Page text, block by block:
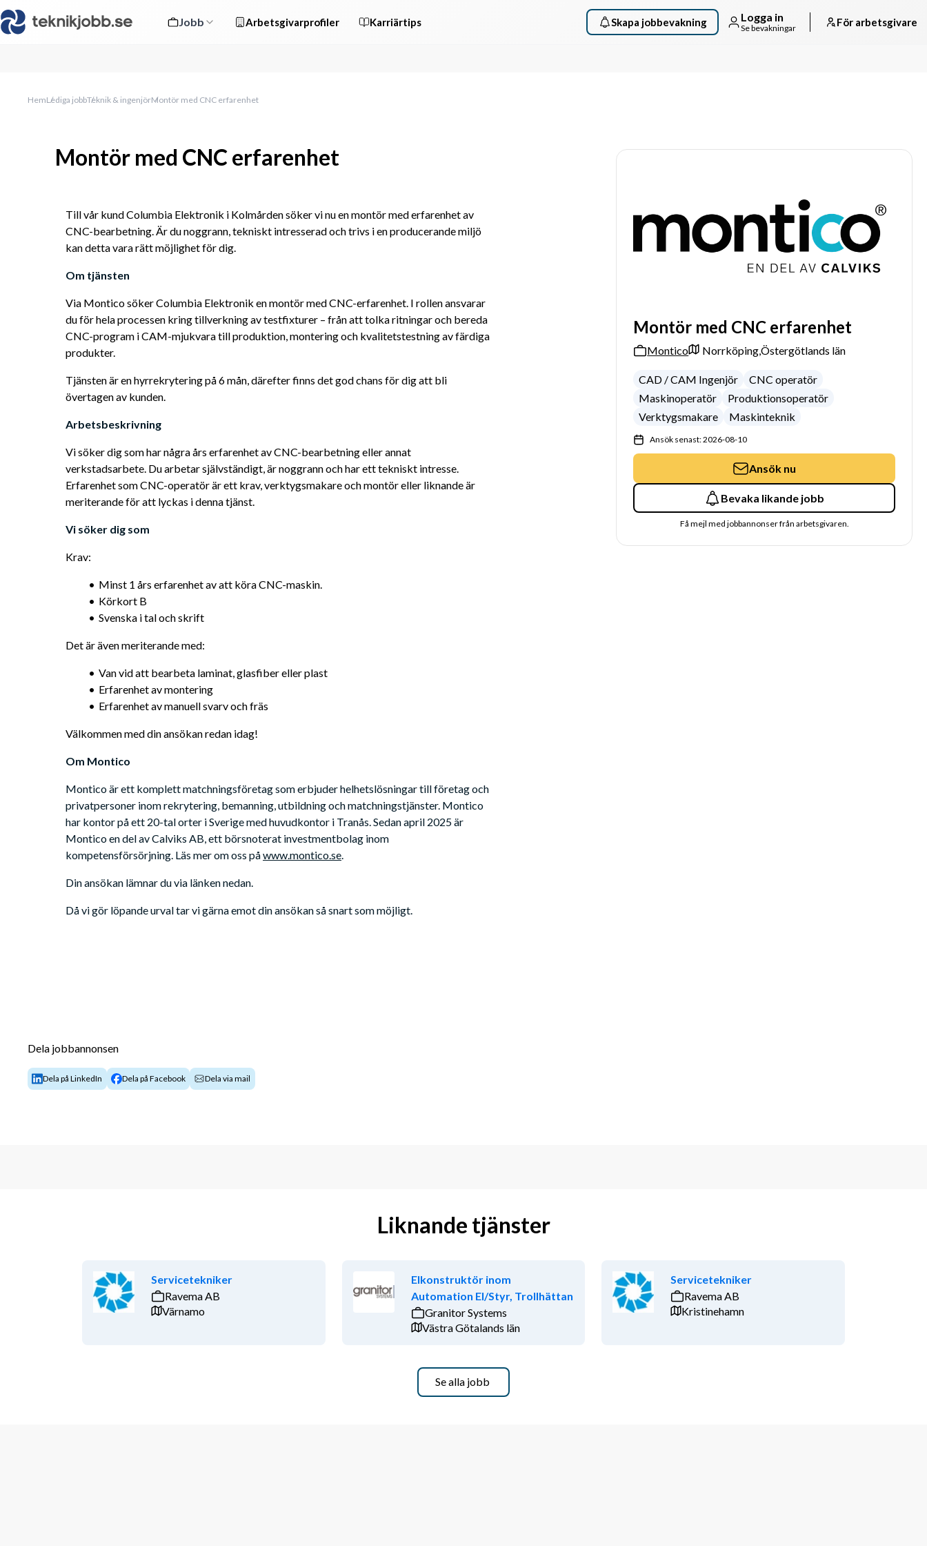
Jobb Arbetsgivarprofiler Karriärtips Skapa jobbevakning Logga in
Se bevakningar För arbetsgivare
HemLediga jobbTeknik & ingenjörMontör med CNC erfarenhet
Montör med CNC erfarenhet
Till vår kund Columbia Elektronik i Kolmården söker vi nu en montör med erfarenhet av
CNC-bearbetning. Är du noggrann, tekniskt intresserad och trivs i en producerande miljö
kan detta vara rätt möjlighet för dig.
Om tjänsten
Via Montico söker Columbia Elektronik en montör med CNC-erfarenhet. I rollen ansvarar
du för hela processen kring tillverkning av testfixturer – från att tolka ritningar och bereda
CNC-program i CAM-mjukvara till produktion, montering och kvalitetstestning av färdiga
produkter.
Tjänsten är en hyrrekrytering på 6 mån, därefter finns det god chans för dig att bli
övertagen av kunden.
Arbetsbeskrivning
Vi söker dig som har några års erfarenhet av CNC-bearbetning eller annat
verkstadsarbete. Du arbetar självständigt, är noggrann och har ett tekniskt intresse.
Erfarenhet som CNC-operatör är ett krav, verktygsmakare och montör eller liknande är
meriterande för att lyckas i denna tjänst.
Vi söker dig som
Krav:
Minst 1 års erfarenhet av att köra CNC-maskin.
Körkort B
Svenska i tal och skrift
Det är även meriterande med:
Van vid att bearbeta laminat, glasfiber eller plast
Erfarenhet av montering
Erfarenhet av manuell svarv och fräs
Välkommen med din ansökan redan idag!
Om Montico
Montico är ett komplett matchningsföretag som erbjuder helhetslösningar till företag och
privatpersoner inom rekrytering, bemanning, utbildning och matchningstjänster. Montico
har kontor på ett 20-tal orter i Sverige med huvudkontor i Tranås. Sedan april 2025 är
Montico en del av Calviks AB, ett börsnoterat investmentbolag inom
kompetensförsörjning. Läs mer om oss på www.montico.se.
Din ansökan lämnar du via länken nedan.
Då vi gör löpande urval tar vi gärna emot din ansökan så snart som möjligt.
Montör med CNC erfarenhet
Montico Norrköping,Östergötlands län
CAD / CAM Ingenjör
CNC operatör
Maskinoperatör
Produktionsoperatör
Verktygsmakare
Maskinteknik
Ansök senast: 2026-08-10
Ansök nu
Bevaka likande jobb
Få mejl med jobbannonser från arbetsgivaren.
Dela jobbannonsen
Dela på LinkedIn Dela på Facebook Dela via mail
Liknande tjänster
Servicetekniker
Ravema AB
Värnamo
Elkonstruktör inom
Automation El/Styr, Trollhättan
Granitor Systems
Västra Götalands län
Servicetekniker
Ravema AB
Kristinehamn
Se alla jobb